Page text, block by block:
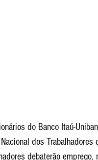
do Banco Itaú-
dos Trabalhadores
debaterão emprego,